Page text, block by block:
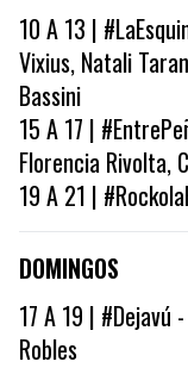
10 A 13 |
Vixius, Natali
Bassini
15 A 17 |
Florencia Rivolta,
19 A 21 |
DOMINGOS
17 A 19 | #Dejavú
Robles